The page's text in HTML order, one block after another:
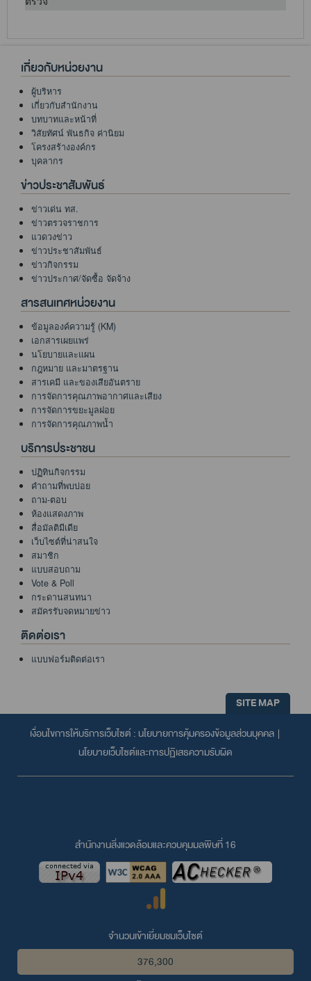
เกี่ยวกับหน่วยงาน
ผู้บริหาร
เกี่ยวกับสำนักงาน
บทบาทและหน้าที่
วิสัยทัศน์ พันธกิจ ค่านิยม
โครงสร้างองค์กร
บุคลากร
ข่าวประชาสัมพันธ์
ข่าวเด่น ทส.
ข่าวตรวจราชการ
แวดวงข่าว
ข่าวประชาสัมพันธ์
ข่าวกิจกรรม
ข่าวประกาศ/จัดซื้อ จัดจ้าง
สารสนเทศหน่วยงาน
ข้อมูลองค์ความรู้ (KM)
เอกสารเผยแพร่
นโยบายและแผน
กฎหมาย และมาตรฐาน
สารเคมี และของเสียอันตราย
การจัดการคุณภาพอากาศและเสียง
การจัดการขยะมูลฝอย
การจัดการคุณภาพน้ำ
บริการประชาชน
ปฏิทินกิจกรรม
คำถามที่พบบ่อย
ถาม-ตอบ
ห้องแสดงภาพ
สื่อมัลติมีเดีย
เว็บไซต์ที่น่าสนใจ
สมาชิก
แบบสอบถาม
Vote & Poll
กระดานสนทนา
สมัครรับจดหมายข่าว
ติดต่อเรา
แบบฟอร์มติดต่อเรา
SITE MAP
เงื่อนไขการให้บริการเว็บไซต์ : นโยบายการคุ้มครองข้อมูลส่วนบุคคล |
นโยบายเว็บไซต์และการปฏิเสธความรับผิด
สำนักงานสิ่งแวดล้อมและควบคุมมลพิษที่ 16
จำนวนเข้าเยี่ยมชมเว็บไซต์
376,300